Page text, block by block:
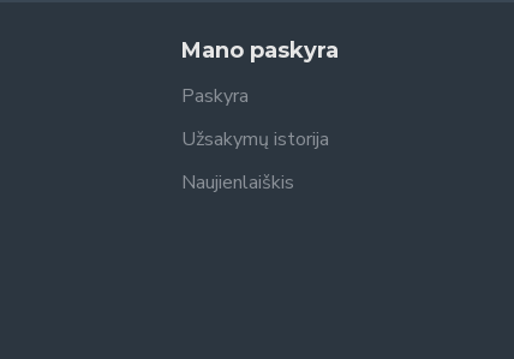
Mano paskyra
Paskyra
Užsakymų istorija
Naujienlaiškis